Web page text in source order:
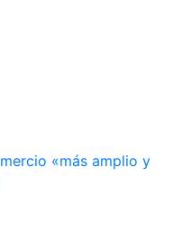
«más amplio y